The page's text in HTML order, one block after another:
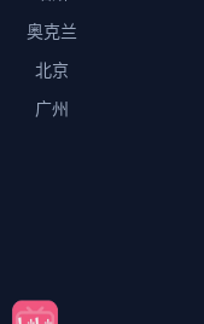
奥克兰
北京
广州